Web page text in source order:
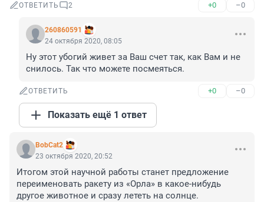
ОТВЕТИТЬ 2 +0 –0
260860591
24 октября 2020, 08:05
Ну этот убогий живет за Ваш счет так, как Вам и не
снилось. Так что можете посмеяться.
ОТВЕТИТЬ +0 –0
Показать ещё 1 ответ
BobCat2
23 октября 2020, 20:52
Итогом этой научной работы станет предложение
переименовать ракету из «Орла» в какое-нибудь
другое животное и сразу лететь на солнце.